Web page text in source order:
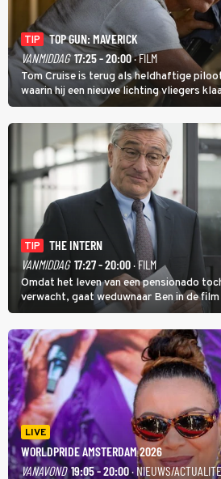
TIP
TOP GUN: MAVERICK
VANMIDDAG 17:25 - 20:00· FILM
Tom Cruise is terug als heldhaftige
waarin hij een nieuwe lichting vliegers
werk.
TIP
THE INTERN
VANMIDDAG 17:27 - 20:00· FILM
Omdat het leven van een pensionado
verwacht, gaat weduwnaar Ben in de
bij de hippe webwinkel van Jules, wat
LIVE
WORLDPRIDE AMSTERDAM 2026
VANAVOND 19:05 - 20:00· NIEUWS/